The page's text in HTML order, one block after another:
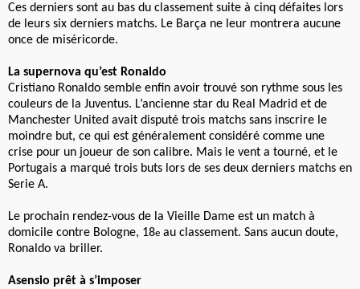
Ces derniers sont au bas du classement suite à cinq défaites lors
de leurs six derniers matchs. Le Barça ne leur montrera aucune
once de miséricorde.
La supernova qu’est Ronaldo
Cristiano Ronaldo semble enfin avoir trouvé son rythme sous les
couleurs de la Juventus. L’ancienne star du Real Madrid et de
Manchester United avait disputé trois matchs sans inscrire le
moindre but, ce qui est généralement considéré comme une
crise pour un joueur de son calibre. Mais le vent a tourné, et le
Portugais a marqué trois buts lors de ses deux derniers matchs en
Serie A.
Le prochain rendez-vous de la Vieille Dame est un match à
domicile contre Bologne, 18e au classement. Sans aucun doute,
Ronaldo va briller.
Asensio prêt à s’imposer